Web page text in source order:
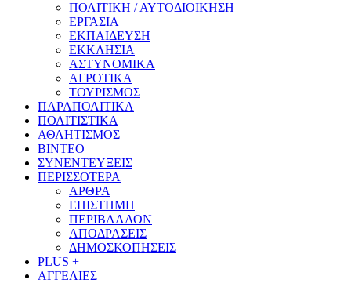
ΠΟΛΙΤΙΚΗ / ΑΥΤΟΔΙΟΙΚΗΣΗ
ΕΡΓΑΣΙΑ
ΕΚΠΑΙΔΕΥΣΗ
ΕΚΚΛΗΣΙΑ
ΑΣΤΥΝΟΜΙΚΑ
ΑΓΡΟΤΙΚΑ
ΤΟΥΡΙΣΜΟΣ
ΠΑΡΑΠΟΛΙΤΙΚΑ
ΠΟΛΙΤΙΣΤΙΚΑ
ΑΘΛΗΤΙΣΜΟΣ
ΒΙΝΤΕΟ
ΣΥΝΕΝΤΕΥΞΕΙΣ
ΠΕΡΙΣΣΟΤΕΡΑ
ΑΡΘΡΑ
ΕΠΙΣΤΗΜΗ
ΠΕΡΙΒΑΛΛΟΝ
ΑΠΟΔΡΑΣΕΙΣ
ΔΗΜΟΣΚΟΠΗΣΕΙΣ
PLUS +
ΑΓΓΕΛΙΕΣ